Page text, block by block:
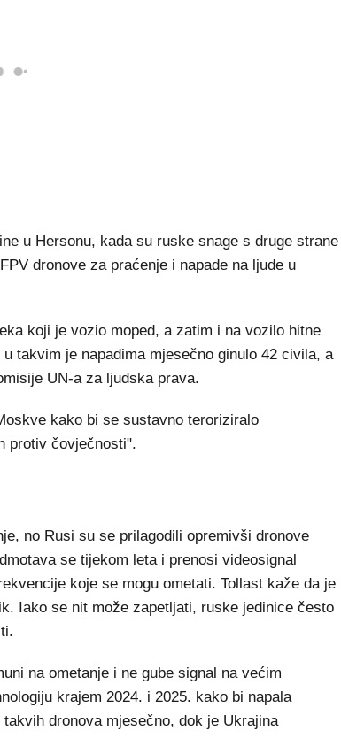
u Hersonu, kada su ruske snage s druge strane
dronove za praćenje i napade na ljude u
koji je vozio moped, a zatim i na vozilo hitne
takvim je napadima mjesečno ginulo 42 civila, a
UN-a za ljudska prava.
kako bi se sustavno teroriziralo
protiv čovječnosti".
no Rusi su se prilagodili opremivši dronove
se tijekom leta i prenosi videosignal
koje se mogu ometati. Tollast kaže da je
Iako se nit može zapetljati, ruske jedinice često
na ometanje i ne gube signal na većim
krajem 2024. i 2025. kako bi napala
dronova mjesečno, dok je Ukrajina